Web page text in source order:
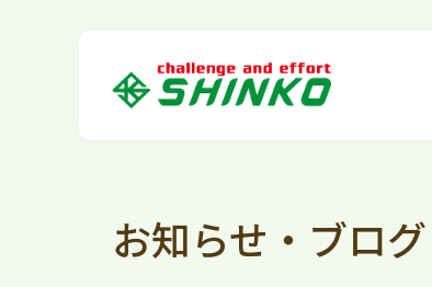
お知らせ・ブログ